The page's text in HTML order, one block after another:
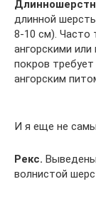
длинной
8-10 см). Часто
ангорскими
покров
ангорским
И я еще не
Рекс.
волнистой